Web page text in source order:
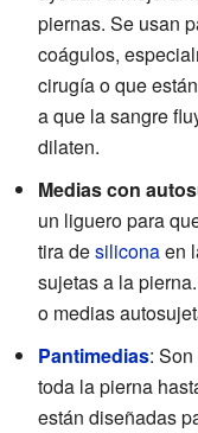
piernas. Se usan
coágulos,
cirugía o que
a que la sangre
dilaten.
Medias con
un liguero para
tira desiliconaen
sujetas a la
o medias
Pantimedias:
toda la pierna
están diseñadas